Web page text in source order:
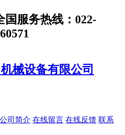
国服务热线：022-
司简介 在线留言 在线反馈 联系